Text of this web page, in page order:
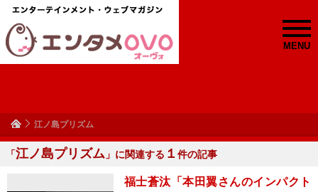
MENU
江ノ島プリズム
「江ノ島プリズム 」に関連する １ 件の記事
福士蒼汰「本田翼さんのインパクト